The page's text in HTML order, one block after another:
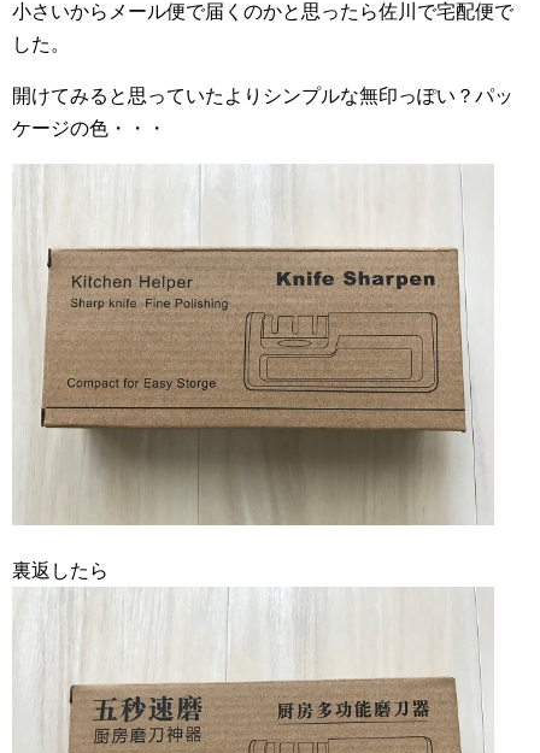
小さいからメール便で届くのかと思ったら佐川で宅配便で
した。
開けてみると思っていたよりシンプルな無印っぽい？パッ
ケージの色・・・
裏返したら